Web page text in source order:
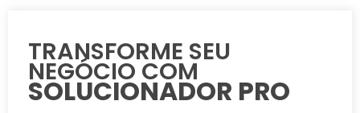
TRANSFORME SEU
NEGÓCIO COM
SOLUCIONADOR PRO